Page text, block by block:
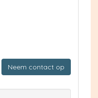
Neem contact op